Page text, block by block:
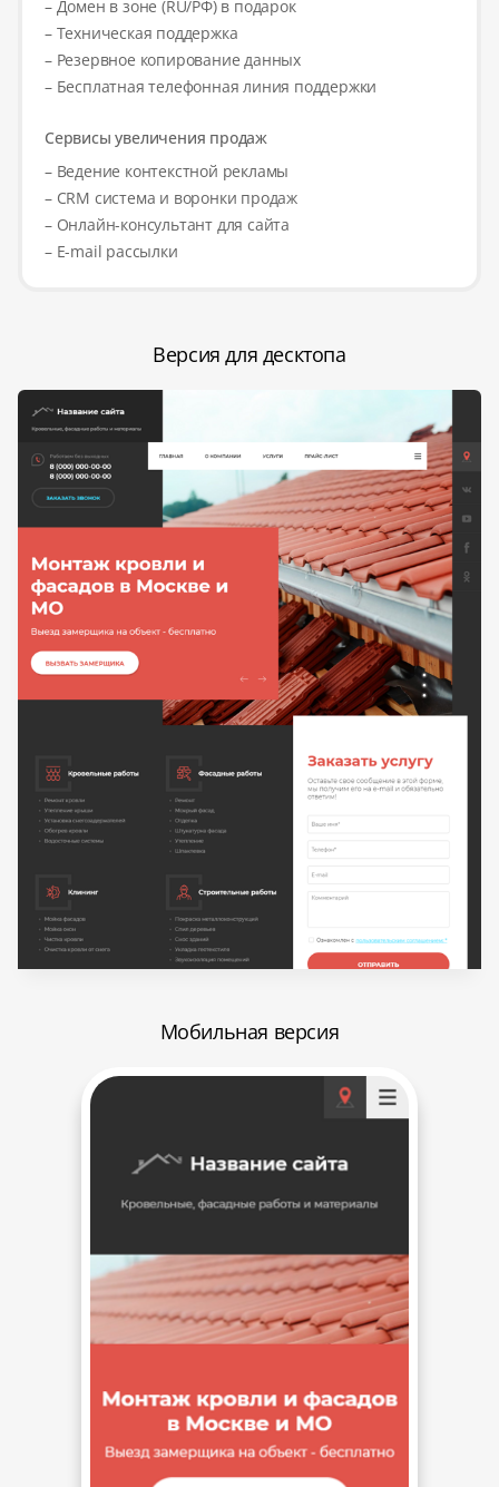
– Домен в зоне (RU/РФ) в подарок
– Техническая поддержка
– Резервное копирование данных
– Бесплатная телефонная линия поддержки
Сервисы увеличения продаж
– Ведение контекстной рекламы
– CRM система и воронки продаж
– Онлайн-консультант для сайта
– E-mail рассылки
Версия для десктопа
Мобильная версия